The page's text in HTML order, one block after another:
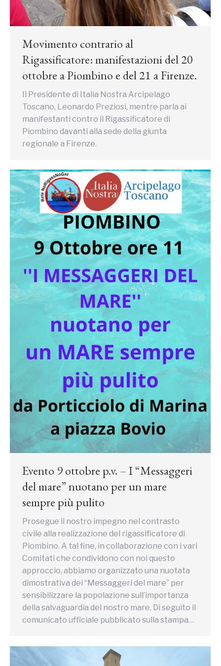
Movimento contrario al
Rigassificatore: manifestazioni del 20
ottobre a Piombino e del 21 a Firenze.
Il Presidente di Italia Nostra Arcipelago
Toscano, Leonardo Preziosi, mentre parla ai
manifestanti contro il Rigassificatore di
Piombino davanti alla sede della giunta
regionale a Firenze.
Evento 9 ottobre p.v. – I “Messaggeri
del mare” nuotano per un mare
sempre più pulito
Prosegue il nostro impegno nel contrasto
civile alla realizzazione del rigassificatore di
Piombino. A tal fine, in collaborazione con i vari
Comitati che condividono con noi questo
approccio, abbiamo organizzato una nuotata
dimostrativa dei “Messaggeri del mare” per
sensibilizzare la popolazione sull’importanza
della salvaguardia del nostro mare. Di seguito il
comunicato ufficiale pubblicato sulla stampa…